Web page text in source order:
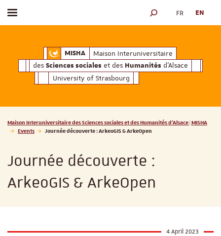
MISHAMaison Interuniversitaire des
Maison Interuniversitaire
des Sciences sociales et des Humanités d'Alsace
University of Strasbourg
Toggle menu SEARCH ENGINE
FR EN
Vous êtes ici :
Maison Interuniversitaire des Sciences sociales et des Humanités d'Alsace | MISHA
Events
Journée découverte : ArkeoGIS & ArkeOpen
Journée découverte :
ArkeoGIS & ArkeOpen
4 April 2023